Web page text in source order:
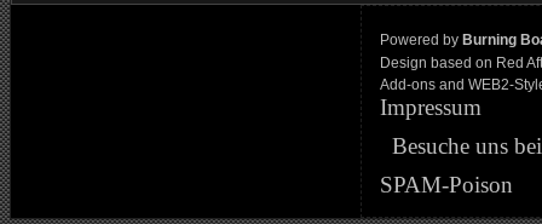
Powered by Burning
Design based on Red
Add-ons and WEB2-
Impressum
Besuche uns
SPAM-Poison